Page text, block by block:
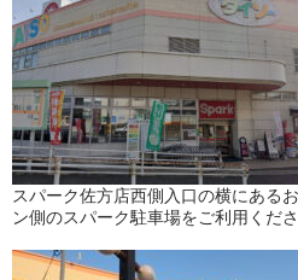
スパーク佐方店西側入口の横にある
ン側のスパーク駐車場をご利用くださ